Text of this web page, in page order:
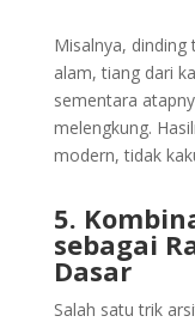
Misalnya,
alam, tiang dari
sementara
melengkung.
modern, tidak
5.
sebagai
Dasar
Salah satu trik